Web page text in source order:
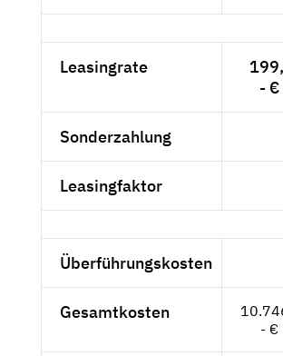
Leasingrate
- €
Sonderzahlung
Leasingfaktor
Überführungskosten
Gesamtkosten
- €